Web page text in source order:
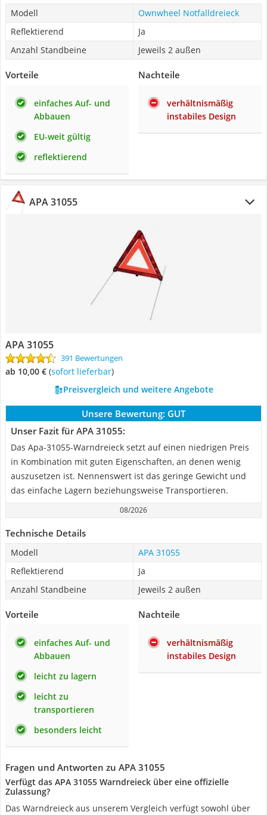
Modell
Ownwheel Notfalldreieck
Reflektierend
Ja
Anzahl Standbeine
Jeweils 2 außen
Vorteile
einfaches Auf- und
Abbauen
EU-weit gültig
reflektierend
Nachteile
verhältnismäßig
instabiles Design
APA 31055
APA 31055
391 Bewertungen
ab 10,00 € ( Sofort lieferbar)
Preisvergleich und weitere Angebote
Unsere Bewertung: GUT
Unser Fazit für APA 31055:
Das Apa-31055-Warndreieck setzt auf einen niedrigen Preis
in Kombination mit guten Eigenschaften, an denen wenig
auszusetzen ist. Nennenswert ist das geringe Gewicht und
das einfache Lagern beziehungsweise Transportieren.
08/2026
Technische Details
Modell
APA 31055
Reflektierend
Ja
Anzahl Standbeine
Jeweils 2 außen
Vorteile
einfaches Auf- und
Abbauen
leicht zu lagern
leicht zu
transportieren
besonders leicht
Nachteile
verhältnismäßig
instabiles Design
Fragen und Antworten zu APA 31055
Verfügt das APA 31055 Warndreieck über eine offizielle
Zulassung?
Das Warndreieck aus unserem Vergleich verfügt sowohl über